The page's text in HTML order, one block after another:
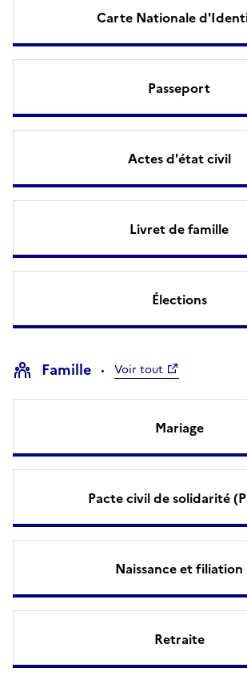
Carte Nationale
Passeport
Actes d'état civil
Livret de famille
Élections
Famille Voir tout
Mariage
Pacte civil de solidarité
Naissance et filiation
Retraite